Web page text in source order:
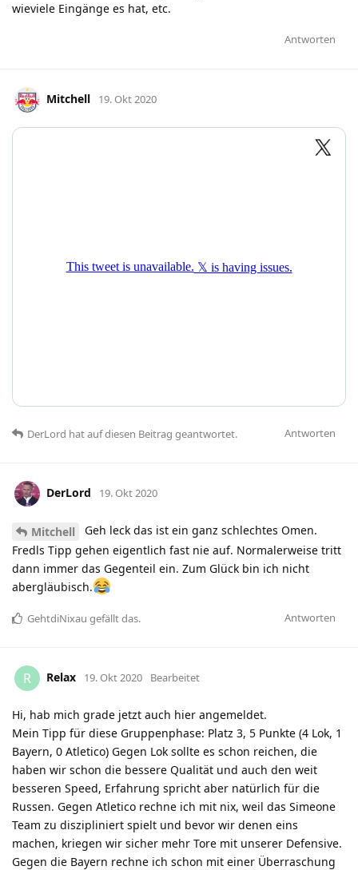
wieviele Eingänge es hat, etc.
Antworten
Mitchell 19. Okt 2020
Antworten
DerLord hatauf diesen Beitrag geantwortet.
DerLord 19. Okt 2020
Mitchell
Geh leck das ist ein ganz schlechtes Omen.
Fredls Tipp gehen eigentlich fast nie auf. Normalerweise tritt
dann immer das Gegenteil ein. Zum Glück bin ich nicht
abergläubisch.
Antworten
GehtdiNixau gefällt das.
R Relax 19. Okt 2020 Bearbeitet
Hi, hab mich grade jetzt auch hier angemeldet.
Mein Tipp für diese Gruppenphase: Platz 3, 5 Punkte (4 Lok, 1
Bayern, 0 Atletico) Gegen Lok sollte es schon reichen, die
haben wir schon die bessere Qualität und auch den weit
besseren Speed, Erfahrung spricht aber natürlich für die
Russen. Gegen Atletico rechne ich mit nix, weil das Simeone
Team zu diszipliniert spielt und bevor wir denen eins
machen, kriegen wir sicher mehr Tore mit unserer Defensive.
Gegen die Bayern rechne ich schon mit einer Überraschung